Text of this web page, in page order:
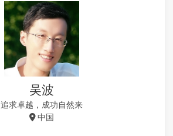
吴波
追求卓越，成功自然来
中国